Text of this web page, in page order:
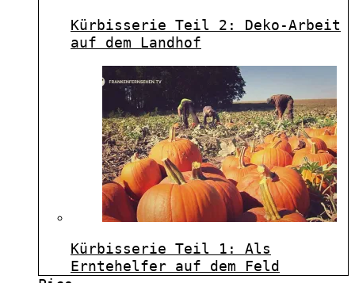
Kürbisserie Teil 2: Deko-Arbeit
auf dem Landhof
Kürbisserie Teil 1: Als
Erntehelfer auf dem Feld